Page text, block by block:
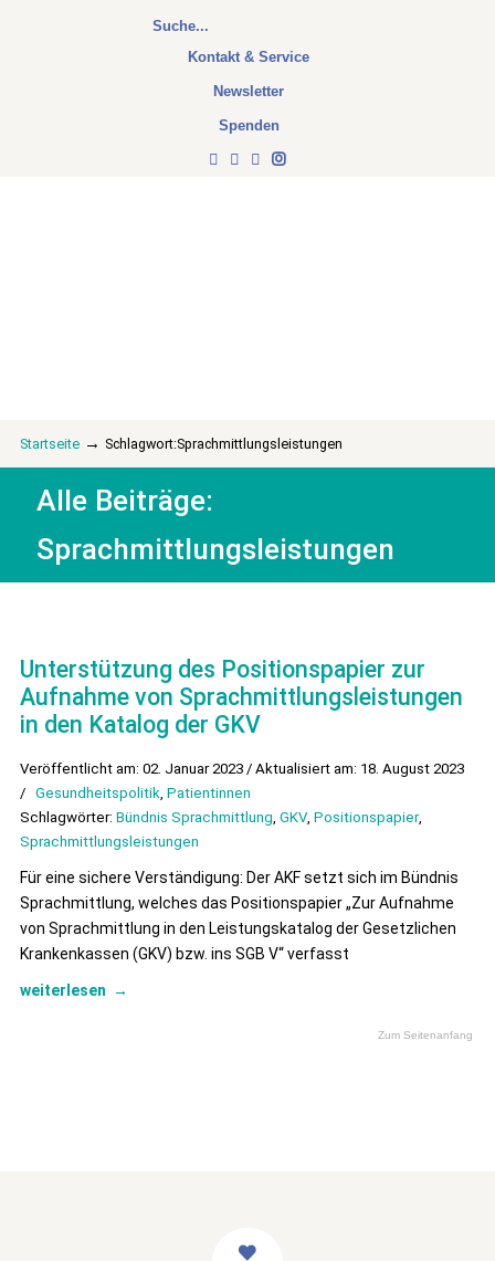
Kontakt & Service
Newsletter
Spenden
Startseite → Schlagwort:Sprachmittlungsleistungen
Alle Beiträge:
Sprachmittlungsleistungen
Unterstützung des Positionspapier zur
Aufnahme von Sprachmittlungsleistungen
in den Katalog der GKV
Veröffentlicht am: 02. Januar 2023 / Aktualisiert am: 18. August 2023
/ Gesundheitspolitik, Patientinnen
Schlagwörter: Bündnis Sprachmittlung, GKV, Positionspapier,
Sprachmittlungsleistungen
Für eine sichere Verständigung: Der AKF setzt sich im Bündnis
Sprachmittlung, welches das Positionspapier „Zur Aufnahme
von Sprachmittlung in den Leistungskatalog der Gesetzlichen
Krankenkassen (GKV) bzw. ins SGB V“ verfasst
weiterlesen →
Zum Seitenanfang